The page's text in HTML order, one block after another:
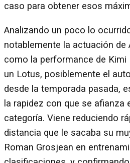
caso para obtener esos
Analizando un poco lo
notablemente la actuación de
como la performance de Kimi
un Lotus, posiblemente el
desde la temporada pasada,
la rapidez con que se afianza
categoría. Viene reduciendo
distancia que le sacaba su
Roman Grosjean en